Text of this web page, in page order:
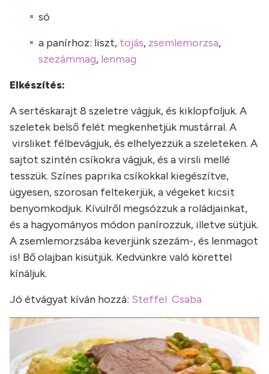
só
a panírhoz: liszt, tojás, zsemlemorzsa,
szezámmag, lenmag
Elkészítés:
A sertéskarajt 8 szeletre vágjuk, és kiklopfoljuk. A
szeletek belső felét megkenhetjük mustárral. A
virsliket félbevágjuk, és elhelyezzük a szeleteken. A
sajtot szintén csíkokra vágjuk, és a virsli mellé
tesszük. Színes paprika csíkokkal kiegészítve,
ügyesen, szorosan feltekerjük, a végeket kicsit
benyomkodjuk. Kívülről megsózzuk a roládjainkat,
és a hagyományos módon panírozzuk, illetve sütjük.
A zsemlemorzsába keverjünk szezám-, és lenmagot
is! Bő olajban kisütjük. Kedvünkre való körettel
kínáljuk.
Jó étvágyat kíván hozzá: Steffel Csaba